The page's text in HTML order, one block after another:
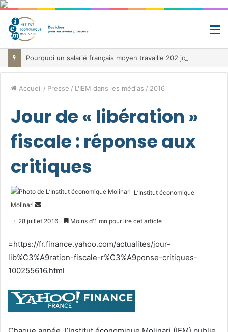
Accueil / Presse / L'IEM dans les médias / 2016
Jour de « libération »
fiscale : réponse aux
critiques
L’Institut économique
Molinari
Envoyer
28 juillet 2016 Moins d'1 mn pour lire cet article
=https://fr.finance.yahoo.com/actualites/jour-
lib%C3%A9ration-fiscale-r%C3%A9ponse-critiques-
100255616.html